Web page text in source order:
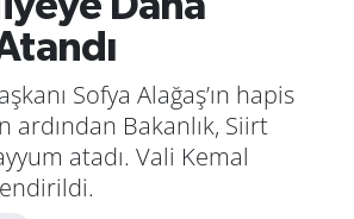
Sofya Alağaş’ın hapis
ardından Bakanlık, Siirt
atadı. Vali Kemal